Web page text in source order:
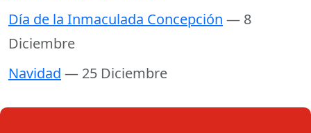
Día de la Inmaculada Concepción — 8
Diciembre
Navidad — 25 Diciembre